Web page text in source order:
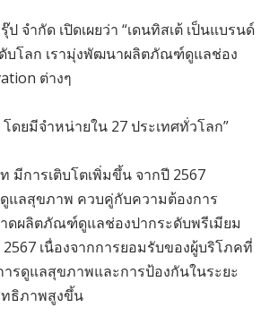
ำกัด เปิดเผยว่า “เดนทิสเต้ เป็นแบรนด์
บโลก เรามุ่งพัฒนาผลิตภัณฑ์ดูแลช่อง
ต่างๆ
ยมีจำหน่ายใน 27 ประเทศทั่วโลก”
การเติบโตเพิ่มขึ้น จากปี 2567
แลสุขภาพ ควบคู่กับความต้องการ
ดผลิตภัณฑ์ดูแลช่องปากระดับพรีเมียม
เนื่องจากการยอมรับของผู้บริโภคที่
ดูแลสุขภาพและการป้องกันในระยะ
ธิภาพสูงขึ้น